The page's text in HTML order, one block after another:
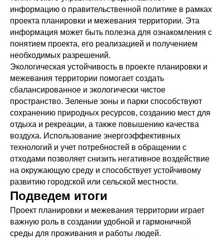
информацию о правительственной политике в рамках
проекта планировки и межевания территории. Эта
информация может быть полезна для ознакомления с
понятием проекта, его реализацией и получением
необходимых разрешений.
Экологическая устойчивость в проекте планировки и
межевания территории помогает создать
сбалансированное и экологически чистое
пространство. Зеленые зоны и парки способствуют
сохранению природных ресурсов, созданию мест для
отдыха и рекреации, а также повышению качества
воздуха. Использование энергоэффективных
технологий и учет потребностей в обращении с
отходами позволяет снизить негативное воздействие
на окружающую среду и способствует устойчивому
развитию городской или сельской местности.
Подведем итоги
Проект планировки и межевания территории играет
важную роль в создании удобной и гармоничной
среды для проживания и работы людей.